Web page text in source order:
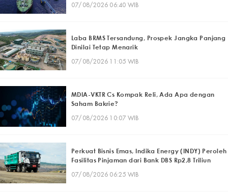
07/08/2026 06:40 WIB
Laba BRMS Tersandung, Prospek Jangka Panjang
Dinilai Tetap Menarik
07/08/2026 11:05 WIB
MDIA-VKTR Cs Kompak Reli, Ada Apa dengan
Saham Bakrie?
07/08/2026 10:07 WIB
Perkuat Bisnis Emas, Indika Energy (INDY) Peroleh
Fasilitas Pinjaman dari Bank DBS Rp2,8 Triliun
07/08/2026 06:25 WIB